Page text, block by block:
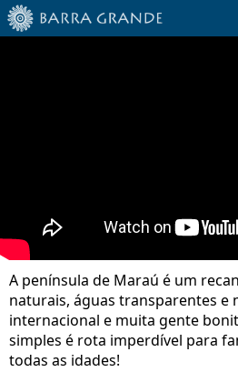
A península de Maraú é um
naturais, águas transparentes e
internacional e muita gente
simples é rota imperdível para
todas as idades!